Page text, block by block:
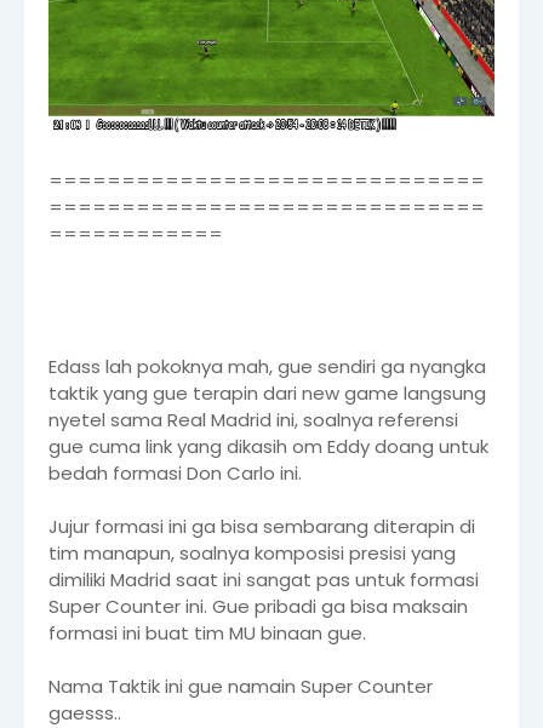
==============================
==============================
============
Edass lah pokoknya mah, gue sendiri ga nyangka
taktik yang gue terapin dari new game langsung
nyetel sama Real Madrid ini, soalnya referensi
gue cuma link yang dikasih om Eddy doang untuk
bedah formasi Don Carlo ini.
Jujur formasi ini ga bisa sembarang diterapin di
tim manapun, soalnya komposisi presisi yang
dimiliki Madrid saat ini sangat pas untuk formasi
Super Counter ini. Gue pribadi ga bisa maksain
formasi ini buat tim MU binaan gue.
Nama Taktik ini gue namain Super Counter
gaesss..